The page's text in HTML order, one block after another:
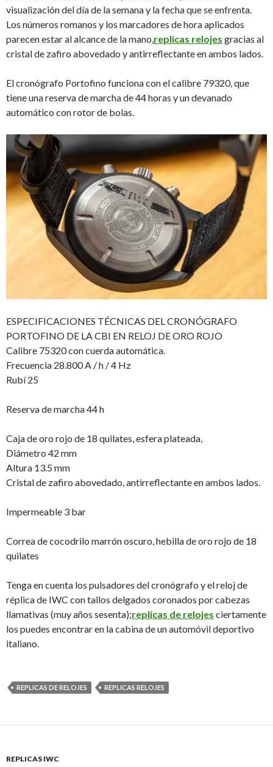
visualización del día de la semana y la fecha que se enfrenta.
Los números romanos y los marcadores de hora aplicados
parecen estar al alcance de la mano,replicas relojes gracias al
cristal de zafiro abovedado y antirreflectante en ambos lados.
El cronógrafo Portofino funciona con el calibre 79320, que
tiene una reserva de marcha de 44 horas y un devanado
automático con rotor de bolas.
ESPECIFICACIONES TÉCNICAS DEL CRONÓGRAFO
PORTOFINO DE LA CBI EN RELOJ DE ORO ROJO
Calibre 75320 con cuerda automática.
Frecuencia 28.800 A / h / 4 Hz
Rubí 25
Reserva de marcha 44 h
Caja de oro rojo de 18 quilates, esfera plateada,
Diámetro 42 mm
Altura 13.5 mm
Cristal de zafiro abovedado, antirreflectante en ambos lados.
Impermeable 3 bar
Correa de cocodrilo marrón oscuro, hebilla de oro rojo de 18
quilates
Tenga en cuenta los pulsadores del cronógrafo y el reloj de
réplica de IWC con tallos delgados coronados por cabezas
llamativas (muy años sesenta);replicas de relojes ciertamente
los puedes encontrar en la cabina de un automóvil deportivo
italiano.
REPLICAS DE RELOJES REPLICAS RELOJES
REPLICAS IWC